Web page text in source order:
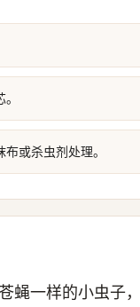
或杀虫剂处理。
蝇一样的小虫子